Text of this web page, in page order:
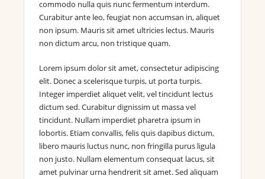
commodo nulla quis nunc fermentum interdum.
Curabitur ante leo, feugiat non accumsan in, aliquet
non ipsum. Mauris sit amet ultricies lectus. Mauris
non dictum arcu, non tristique quam.
Lorem ipsum dolor sit amet, consectetur adipiscing
elit. Donec a scelerisque turpis, ut porta turpis.
Integer imperdiet aliquet velit, vel tincidunt lectus
dictum sed. Curabitur dignissim ut massa vel
tincidunt. Nullam imperdiet pharetra ipsum in
lobortis. Etiam convallis, felis quis dapibus dictum,
libero mauris luctus nunc, non fringilla purus ligula
non justo. Nullam elementum consequat lacus, sit
amet pulvinar urna hendrerit sit amet. Sed aliquam